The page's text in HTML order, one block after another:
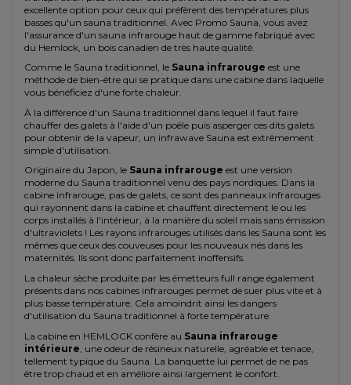
excellente option pour ceux qui préfèrent des températures plus
basses qu'un sauna traditionnel. Avec Promo Sauna, vous avez
l'assurance d'un sauna infrarouge haut de gamme fabriqué avec
du Hemlock, un bois canadien de très haute qualité.
Comme le Sauna traditionnel, le Sauna infrarouge est une
méthode de bien-être qui se pratique dans une cabine dans laquelle
vous bénéficiez d'une forte chaleur.
À la différence d'un Sauna traditionnel dans lequel il faut faire
chauffer des galets à l'aide d'un poêle puis asperger ces dits galets
pour obtenir de la vapeur, un infrawave Sauna est extrêmement
simple d'utilisation.
Originaire du Japon, le Sauna infrarouge est une version
moderne du Sauna traditionnel venu des pays nordiques. Dans la
cabine infrarouge, pas de galets, ce sont des panneaux infrarouges
qui rayonnent dans la cabine et chauffent directement le ou les
corps installés à l'intérieur, à la manière du soleil mais sans émission
d'ultraviolets ! Les rayons infrarouges utilisés dans les Sauna sont les
mêmes que ceux des couveuses pour les nouveaux nés dans les
maternités. Ils sont donc parfaitement inoffensifs.
La chaleur sèche produite par les émetteurs full range également
présents dans nos cabines infrarouges permet de suer plus vite et à
plus basse température. Cela amoindrit ainsi les dangers
d'utilisation du Sauna traditionnel à forte température.
La cabine en HEMLOCK confère au Sauna infrarouge
intérieure , une odeur de résineux naturelle, agréable et tenace,
tellement typique du Sauna. La banquette lui permet de ne pas
être trop chaud et en améliore ainsi largement le confort.